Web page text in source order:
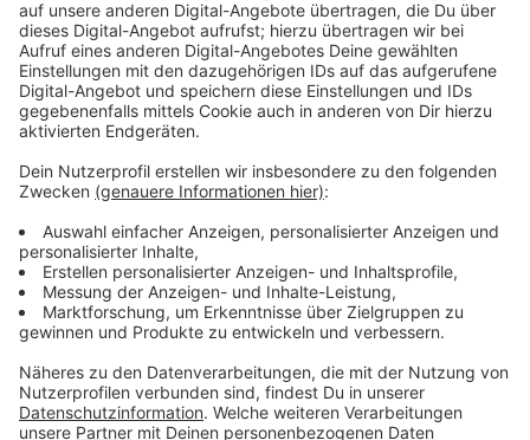
Hochi's Laden
Ofteringer
Straße 28
4064 Oftering
Irreiter Gabriele
Eva-Magdalena-
Straße 2
4322 Windhaag
Krapf Notburga
Luckeneder
Nicola
Tungassingerstr.
7A
Rabler Georg
Unterachmann
21
Reschenhofer
Johann
Nr. 36
5143 Feldkirchen
Auto Jäger
GmbH
Freileben 13 4121 Altenfelden